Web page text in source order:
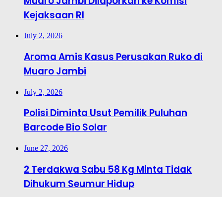
Kejaksaan RI
July 2, 2026
Aroma Amis Kasus Perusakan Ruko di
Muaro Jambi
July 2, 2026
Polisi Diminta Usut Pemilik Puluhan
Barcode Bio Solar
June 27, 2026
2 Terdakwa Sabu 58 Kg Minta Tidak
Dihukum Seumur Hidup